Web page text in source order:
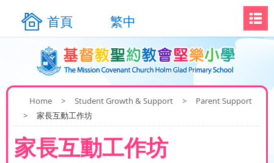
首頁 繁中
Home > Student Growth & Support >
Parent Support
>
家長互動工作坊
家長互動工作坊